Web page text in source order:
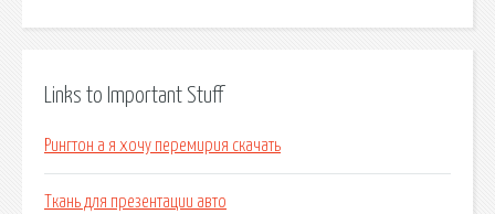
Links to Important Stuff
Рингтон а я хочу перемирия скачать
Ткань для презентации авто